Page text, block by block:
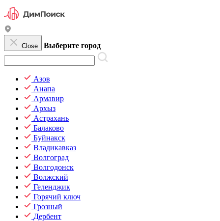
Close Выберите город
Азов
Анапа
Армавир
Архыз
Астрахань
Балаково
Буйнакск
Владикавказ
Волгоград
Волгодонск
Волжский
Геленджик
Горячий ключ
Грозный
Дербент